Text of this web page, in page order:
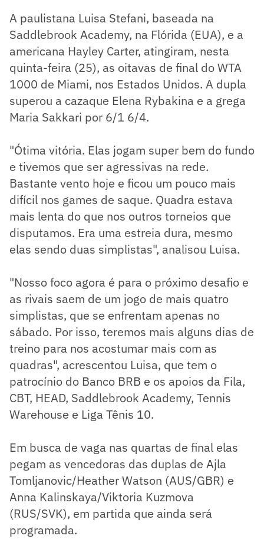
A paulistana Luisa Stefani, baseada na
Saddlebrook Academy, na Flórida (EUA), e a
americana Hayley Carter, atingiram, nesta
quinta-feira (25), as oitavas de final do WTA
1000 de Miami, nos Estados Unidos. A dupla
superou a cazaque Elena Rybakina e a grega
Maria Sakkari por 6/1 6/4.
"Ótima vitória. Elas jogam super bem do fundo
e tivemos que ser agressivas na rede.
Bastante vento hoje e ficou um pouco mais
difícil nos games de saque. Quadra estava
mais lenta do que nos outros torneios que
disputamos. Era uma estreia dura, mesmo
elas sendo duas simplistas", analisou Luisa.
"Nosso foco agora é para o próximo desafio e
as rivais saem de um jogo de mais quatro
simplistas, que se enfrentam apenas no
sábado. Por isso, teremos mais alguns dias de
treino para nos acostumar mais com as
quadras", acrescentou Luisa, que tem o
patrocínio do Banco BRB e os apoios da Fila,
CBT, HEAD, Saddlebrook Academy, Tennis
Warehouse e Liga Tênis 10.
Em busca de vaga nas quartas de final elas
pegam as vencedoras das duplas de Ajla
Tomljanovic/Heather Watson (AUS/GBR) e
Anna Kalinskaya/Viktoria Kuzmova
(RUS/SVK), em partida que ainda será
programada.